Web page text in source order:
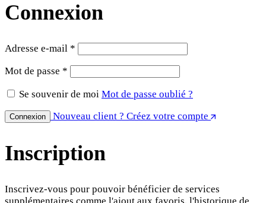
Connexion
Adresse e-mail *
Mot de passe *
Se souvenir de moi Mot de passe oublié ?
Connexion Nouveau client ? Créez votre compte
Inscription
Inscrivez-vous pour pouvoir bénéficier de services